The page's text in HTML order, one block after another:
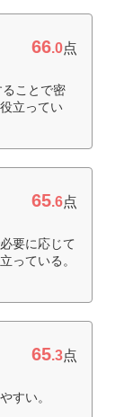
66.0点
ことで密
立ってい
65.6点
要に応じて
っている。
65.3点
すい。